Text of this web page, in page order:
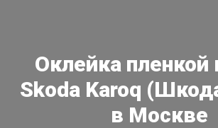
Оклейка пленкой
Skoda Karoq
в Москве